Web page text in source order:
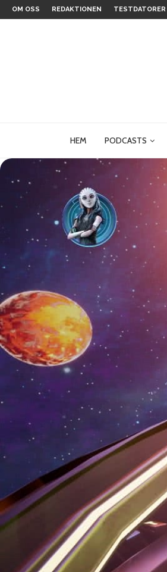
OM OSS REDAKTIONEN TESTDATORER
HEM PODCASTS